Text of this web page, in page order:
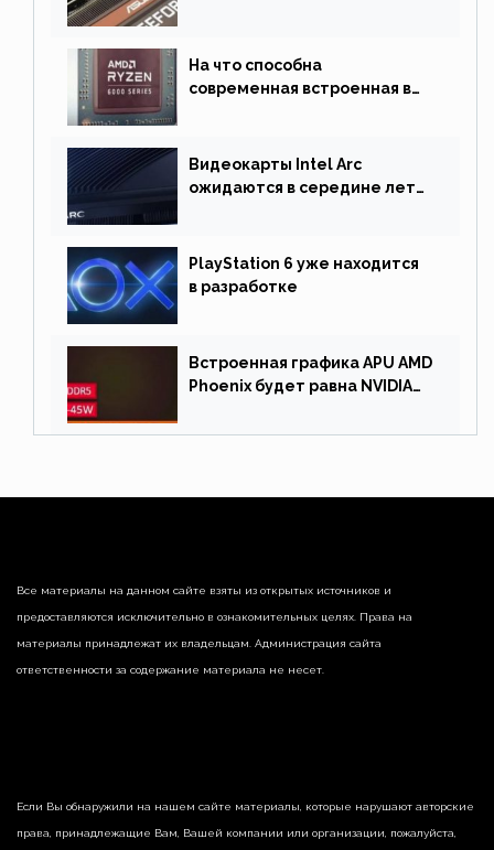
На что способна
современная встроенная в
Видеокарты Intel Arc
ожидаются в середине лета.
PlayStation 6 уже находится
в разработке
Встроенная графика APU AMD
Phoenix будет равна NVIDIA
Все материалы на данном сайте взяты из открытых источников и
предоставляются исключительно в ознакомительных целях. Права на
материалы принадлежат их владельцам. Администрация сайта
ответственности за содержание материала не несет.
Если Вы обнаружили на нашем сайте материалы, которые нарушают авторские
права, принадлежащие Вам, Вашей компании или организации, пожалуйста,